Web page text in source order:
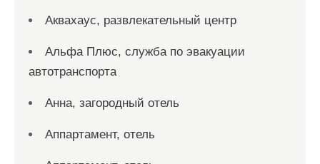
Аквахаус, развлекательный центр
Альфа Плюс, служба по эвакуации
автотранспорта
Анна, загородный отель
Аппартамент, отель